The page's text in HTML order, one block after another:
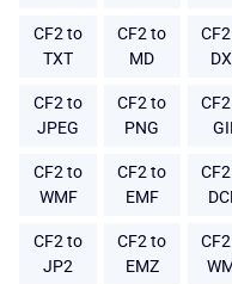
CF2 to
TXT
CF2 to
MD
CF2 to
JPEG
CF2 to
PNG
CF2 to
WMF
CF2 to
EMF
CF2 to
JP2
CF2 to
EMZ